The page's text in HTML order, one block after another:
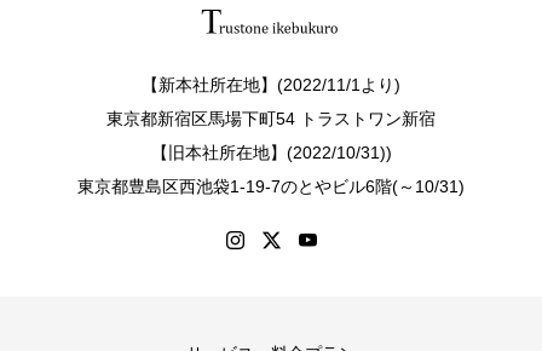
【新本社所在地】(2022/11/1より)
東京都新宿区馬場下町54 トラストワン新宿
【旧本社所在地】(2022/10/31))
東京都豊島区西池袋1-19-7のとやビル6階(～10/31)